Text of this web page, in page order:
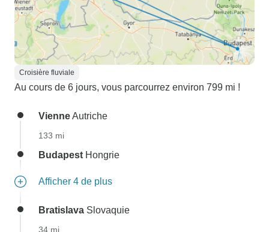
Croisière fluviale
Au cours de 6 jours, vous parcourrez environ 799 mi !
VienneAutriche
133 mi
Budapest Hongrie
Afficher 4 de plus
Bratislava Slovaquie
34 mi